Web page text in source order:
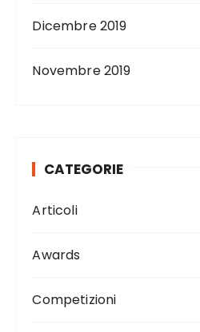
Dicembre 2019
Novembre 2019
CATEGORIE
Articoli
Awards
Competizioni